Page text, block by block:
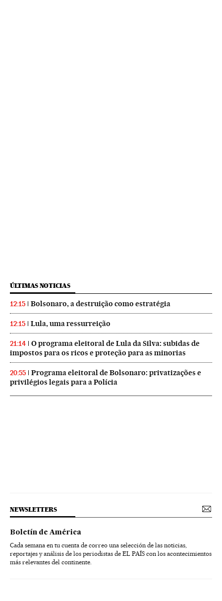
ÚLTIMAS NOTICIAS
12:15 Bolsonaro, a destruição como estratégia
12:15 Lula, uma ressurreição
21:14
O programa eleitoral de Lula da Silva: subidas de
impostos para os ricos e proteção para as minorias
20:55
Programa eleitoral de Bolsonaro: privatizações e
privilégios legais para a Polícia
NEWSLETTERS
Boletín de América
Cada semana en tu cuenta de correo una selección de las noticias,
reportajes y análisis de los periodistas de EL PAÍS con los acontecimientos
más relevantes del continente.